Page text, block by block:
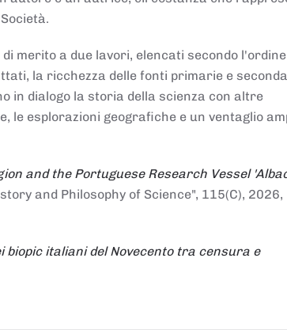
merito a due lavori, elencati secondo l'ordine
la ricchezza delle fonti primarie e
in dialogo la storia della scienza con altre
esplorazioni geografiche e un ventaglio
and the Portuguese Research Vessel
and Philosophy of Science", 115(C), 2026,
biopic italiani del Novecento tra censura e